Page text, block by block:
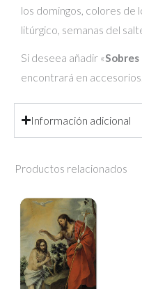
los domingos, colores de
litúrgico, semanas del
Si deseea añadir «
encontrará en accesorios.
Información adicional
Productos relacionados